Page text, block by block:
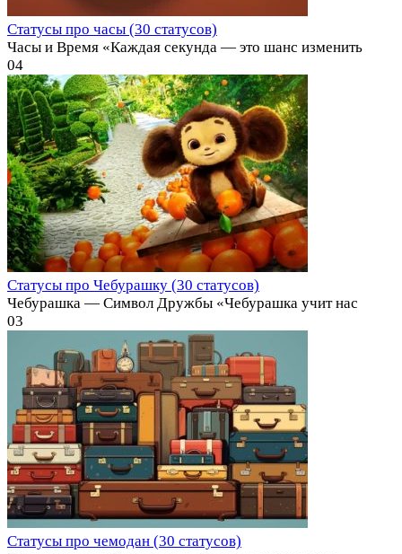
Статусы про часы (30 статусов)
Часы и Время «Каждая секунда — это шанс изменить
04
Статусы про Чебурашку (30 статусов)
Чебурашка — Символ Дружбы «Чебурашка учит нас
03
Статусы про чемодан (30 статусов)